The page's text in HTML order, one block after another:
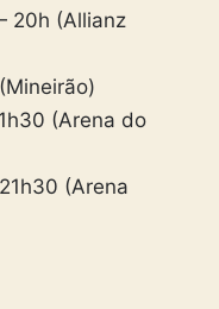
20h (Allianz
(Arena do
(Arena